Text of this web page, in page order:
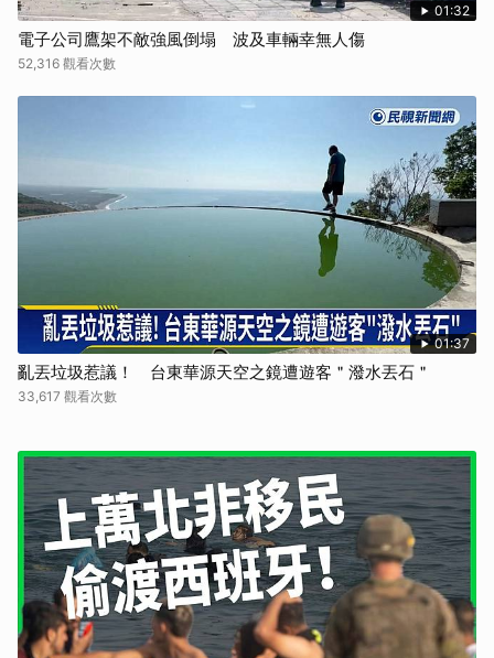
01:32
電子公司鷹架不敵強風倒塌 波及車輛幸無人傷
52,316 觀看次數
01:37
亂丟垃圾惹議！ 台東華源天空之鏡遭遊客＂潑水丟石＂
33,617 觀看次數